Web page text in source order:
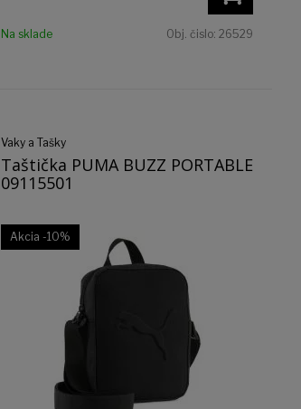
Na sklade Obj. čislo: 26529
Vaky a Tašky
Taštička PUMA BUZZ PORTABLE
09115501
Akcia -10%